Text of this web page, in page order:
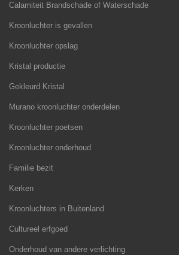
Calamiteit Brandschade of Waterschade
Kroonluchter is gevallen
Kroonluchter opslag
Kristal productie
Gekleurd Kristal
Murano kroonluchter onderdelen
Kroonluchter poetsen
Kroonluchter onderhoud
Familie bezit
Kerken
Kroonluchters in Buitenland
Cultureel erfgoed
Onderhoud van andere verlichting